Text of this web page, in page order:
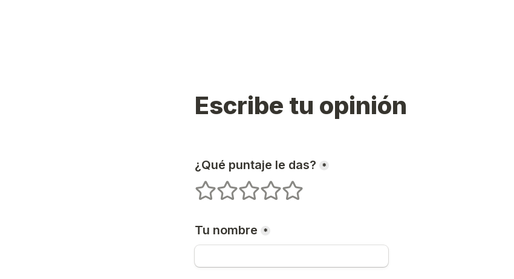
Escribe tu opinión
¿Qué puntaje le das? *
1 estrellas2 estrellas
3 estrellas
4 estrellas5 estrellas
Tu nombre *